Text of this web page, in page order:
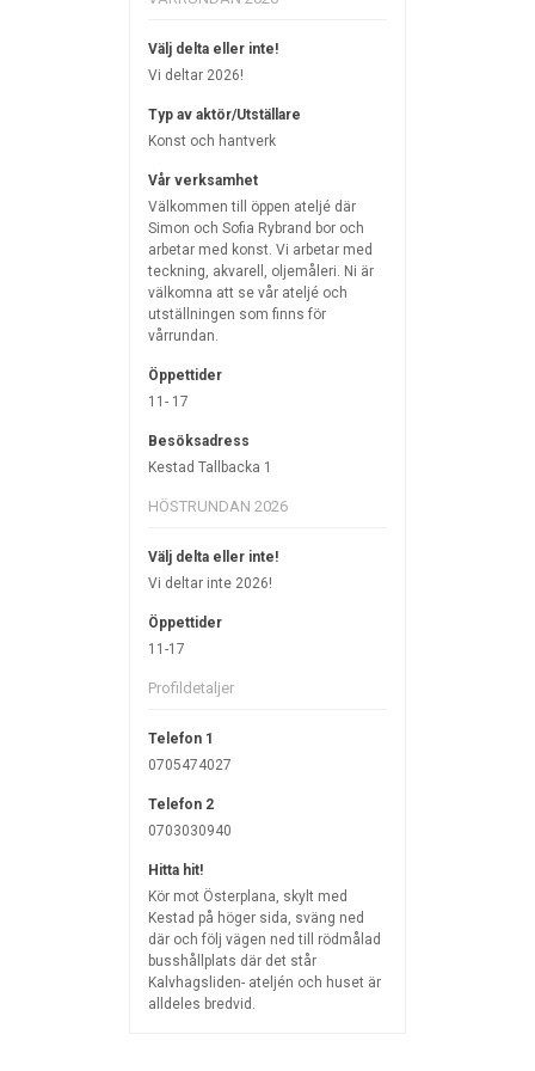
Välj delta eller inte!
Vi deltar 2026!
Typ av aktör/Utställare
Konst och hantverk
Vår verksamhet
Välkommen till öppen ateljé där
Simon och Sofia Rybrand bor och
arbetar med konst. Vi arbetar med
teckning, akvarell, oljemåleri. Ni är
välkomna att se vår ateljé och
utställningen som finns för
vårrundan.
Öppettider
11- 17
Besöksadress
Kestad Tallbacka 1
HÖSTRUNDAN 2026
Välj delta eller inte!
Vi deltar inte 2026!
Öppettider
11-17
Profildetaljer
Telefon 1
0705474027
Telefon 2
0703030940
Hitta hit!
Kör mot Österplana, skylt med
Kestad på höger sida, sväng ned
där och följ vägen ned till rödmålad
busshållplats där det står
Kalvhagsliden- ateljén och huset är
alldeles bredvid.